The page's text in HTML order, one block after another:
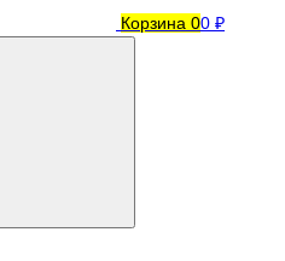
Корзина 00 ₽